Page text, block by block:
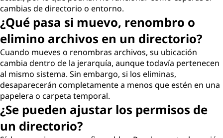
cambias de directorio o entorno.
¿Qué pasa si muevo, renombro o
elimino archivos en un directorio?
Cuando mueves o renombras archivos, su ubicación
cambia dentro de la jerarquía, aunque todavía pertenecen
al mismo sistema. Sin embargo, si los eliminas,
desaparecerán completamente a menos que estén en una
papelera o carpeta temporal.
¿Se pueden ajustar los permisos de
un directorio?